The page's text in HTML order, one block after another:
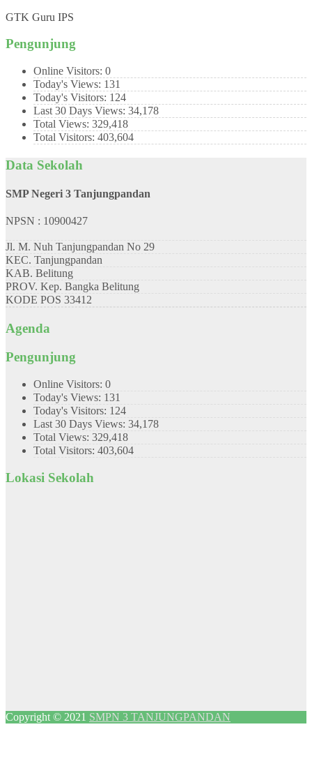
GTK Guru IPS
Pengunjung
Online Visitors: 0
Today's Views: 131
Today's Visitors: 124
Last 30 Days Views: 34,178
Total Views: 329,418
Total Visitors: 403,604
Data Sekolah
SMP Negeri 3 Tanjungpandan
NPSN : 10900427
Jl. M. Nuh Tanjungpandan No 29
KEC. Tanjungpandan
KAB. Belitung
PROV. Kep. Bangka Belitung
KODE POS 33412
Agenda
Pengunjung
Online Visitors: 0
Today's Views: 131
Today's Visitors: 124
Last 30 Days Views: 34,178
Total Views: 329,418
Total Visitors: 403,604
Lokasi Sekolah
Copyright © 2021 SMPN 3 TANJUNGPANDAN